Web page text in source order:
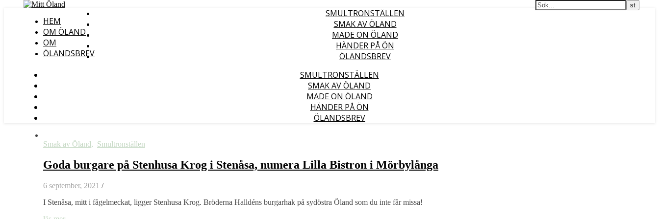
HEM
OM ÖLAND
OM
ÖLANDSBREV
SMULTRONSTÄLLEN
SMAK AV ÖLAND
MADE ON ÖLAND
HÄNDER PÅ ÖN
ÖLANDSBREV
SMULTRONSTÄLLEN
SMAK AV ÖLAND
MADE ON ÖLAND
HÄNDER PÅ ÖN
ÖLANDSBREV
Smak av Öland, Smultronställen
Goda burgare på Stenhusa Krog i Stenåsa, numera Lilla Bistron i Mörbylånga
6 september, 2021 /
I Stenåsa, mitt i fågelmeckat, ligger Stenhusa Krog. Bröderna Halldéns burgarhak på sydöstra Öland som du inte får missa!